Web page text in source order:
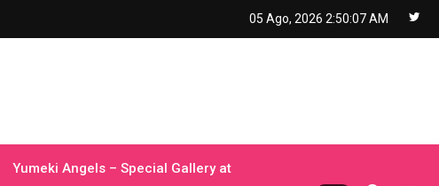
05 Ago, 2026 2:50:08 AM
Yumeki Angels – Special Gallery at